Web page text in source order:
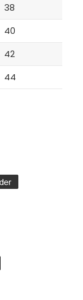
38
40
42
44